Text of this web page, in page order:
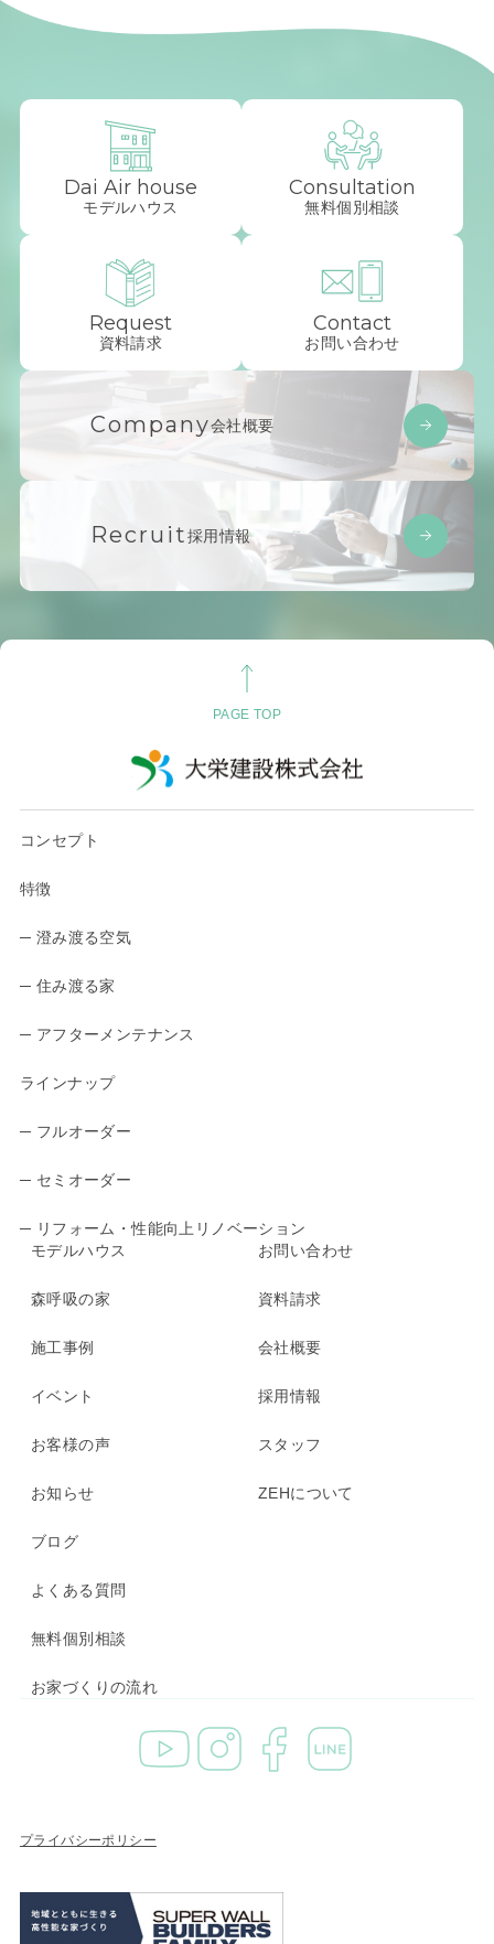
Dai Air house
モデルハウス
Consultation
無料個別相談
Request
資料請求
Contact
お問い合わせ
Company会社概要
Recruit採用情報
PAGE TOP
コンセプト
特徴
─ 澄み渡る空気
─ 住み渡る家
─ アフターメンテナンス
ラインナップ
─ フルオーダー
─ セミオーダー
─ リフォーム・性能向上リノベーション
モデルハウス
森呼吸の家
施工事例
イベント
お客様の声
お知らせ
ブログ
よくある質問
無料個別相談
お家づくりの流れ
お問い合わせ
資料請求
会社概要
採用情報
スタッフ
ZEHについて
プライバシーポリシー